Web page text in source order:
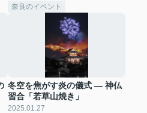
奈良のイベント
冬空を焦がす炎の儀式 ― 神仏
習合「若草山焼き」
2025.01.27